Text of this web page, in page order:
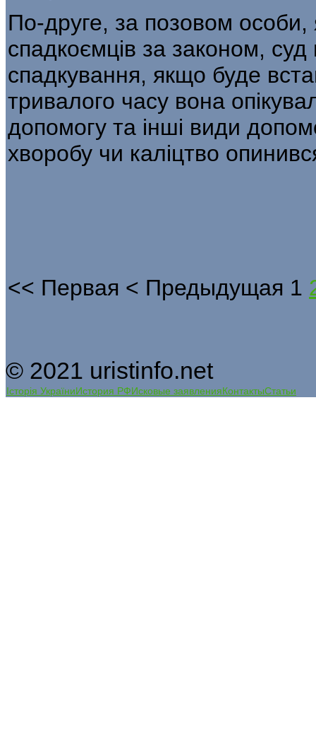
По-друге, за позовом
спадкоєм­ців за законом,
спадкування, якщо буде
тривалого часу вона
допомогу та інші види
хворобу чи каліцтво
<< Первая < Предыдущая 1
© 2021 uristinfo.net
Історія УкраїниИстория РФИсковые заявленияКонтактыСтатьи